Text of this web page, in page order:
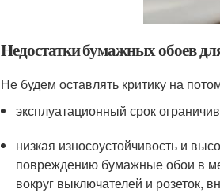
Недостатки бумажных обоев
Не будем оставлять критику на
эксплуатационный срок
низкая износоустойчивость и
повреждению бумажные обои в
вокруг выключателей и розеток,